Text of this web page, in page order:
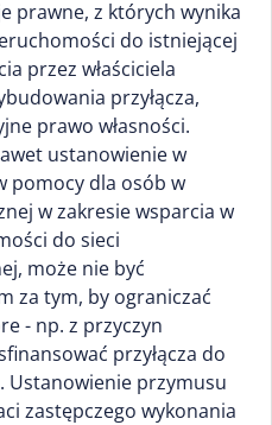
prawne, z których wynika
do istniejącej
przez właściciela
przyłącza,
prawo własności.
ustanowienie w
pomocy dla osób w
w zakresie wsparcia w
do sieci
może nie być
za tym, by ograniczać
- np. z przyczyn
przyłącza do
Ustanowienie przymusu
zastępczego wykonania